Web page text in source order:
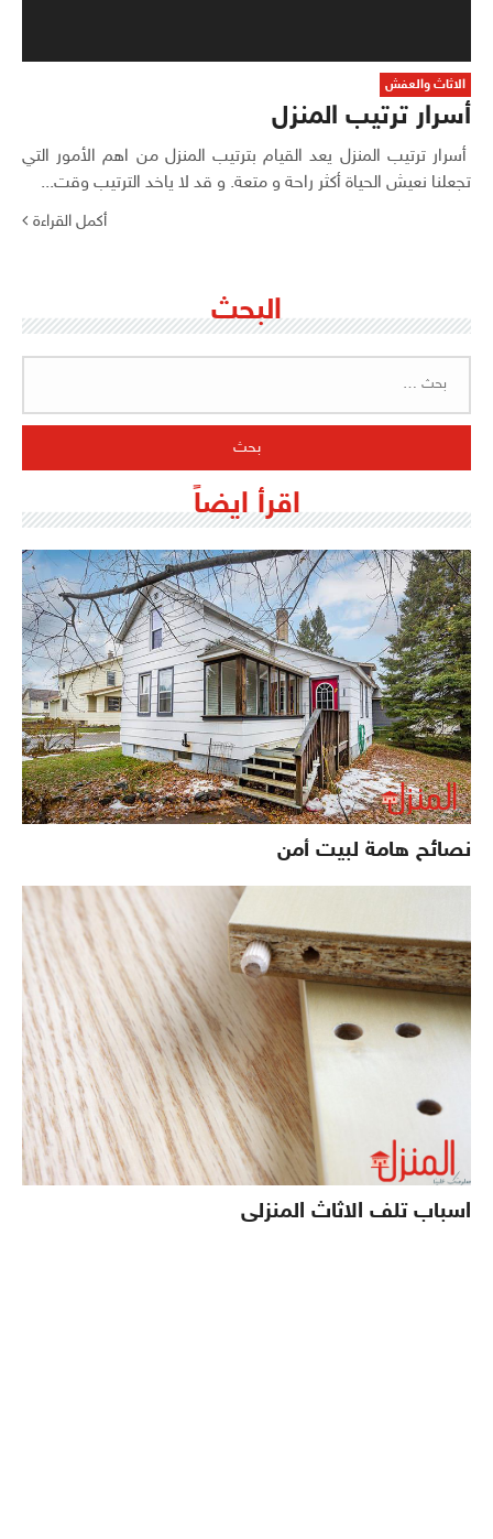
الاثاث والعفش
أسرار ترتيب المنزل
أسرار ترتيب المنزل يعد القيام بترتيب المنزل من اهم الأمور التي
تجعلنا نعيش الحياة أكثر راحة و متعة. و قد لا ياخد الترتيب وقت...
أكمل القراءة
البحث
اقرأ ايضاً
نصائح هامة لبيت أمن
اسباب تلف الاثاث المنزلى